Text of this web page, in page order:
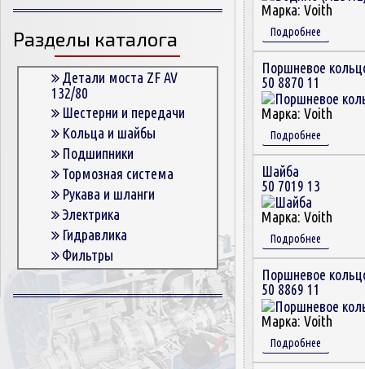
854.3
854.3E
854.5
863
863.3
863.3E
864.5
Разделы каталога
Детали моста ZF AV
132/80
Шестерни и передачи
Кольца и шайбы
Подшипники
Тормозная система
Рукава и шланги
Электрика
Гидравлика
Фильтры
Корпусные детали
Пружины и болты
Прокладки и уплотнители
Втулки
Сцепление
Марка: Voith
Подробнее
Поршневое
50 8870 11
Марка: Voith
Подробнее
Шайба
50 7019 13
Марка: Voith
Подробнее
Поршневое
50 8869 11
Марка: Voith
Подробнее